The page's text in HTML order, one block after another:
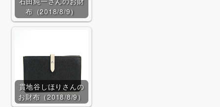
布（2018/8/9）
貫地谷しほりさんの
お財布（2018/8/9）